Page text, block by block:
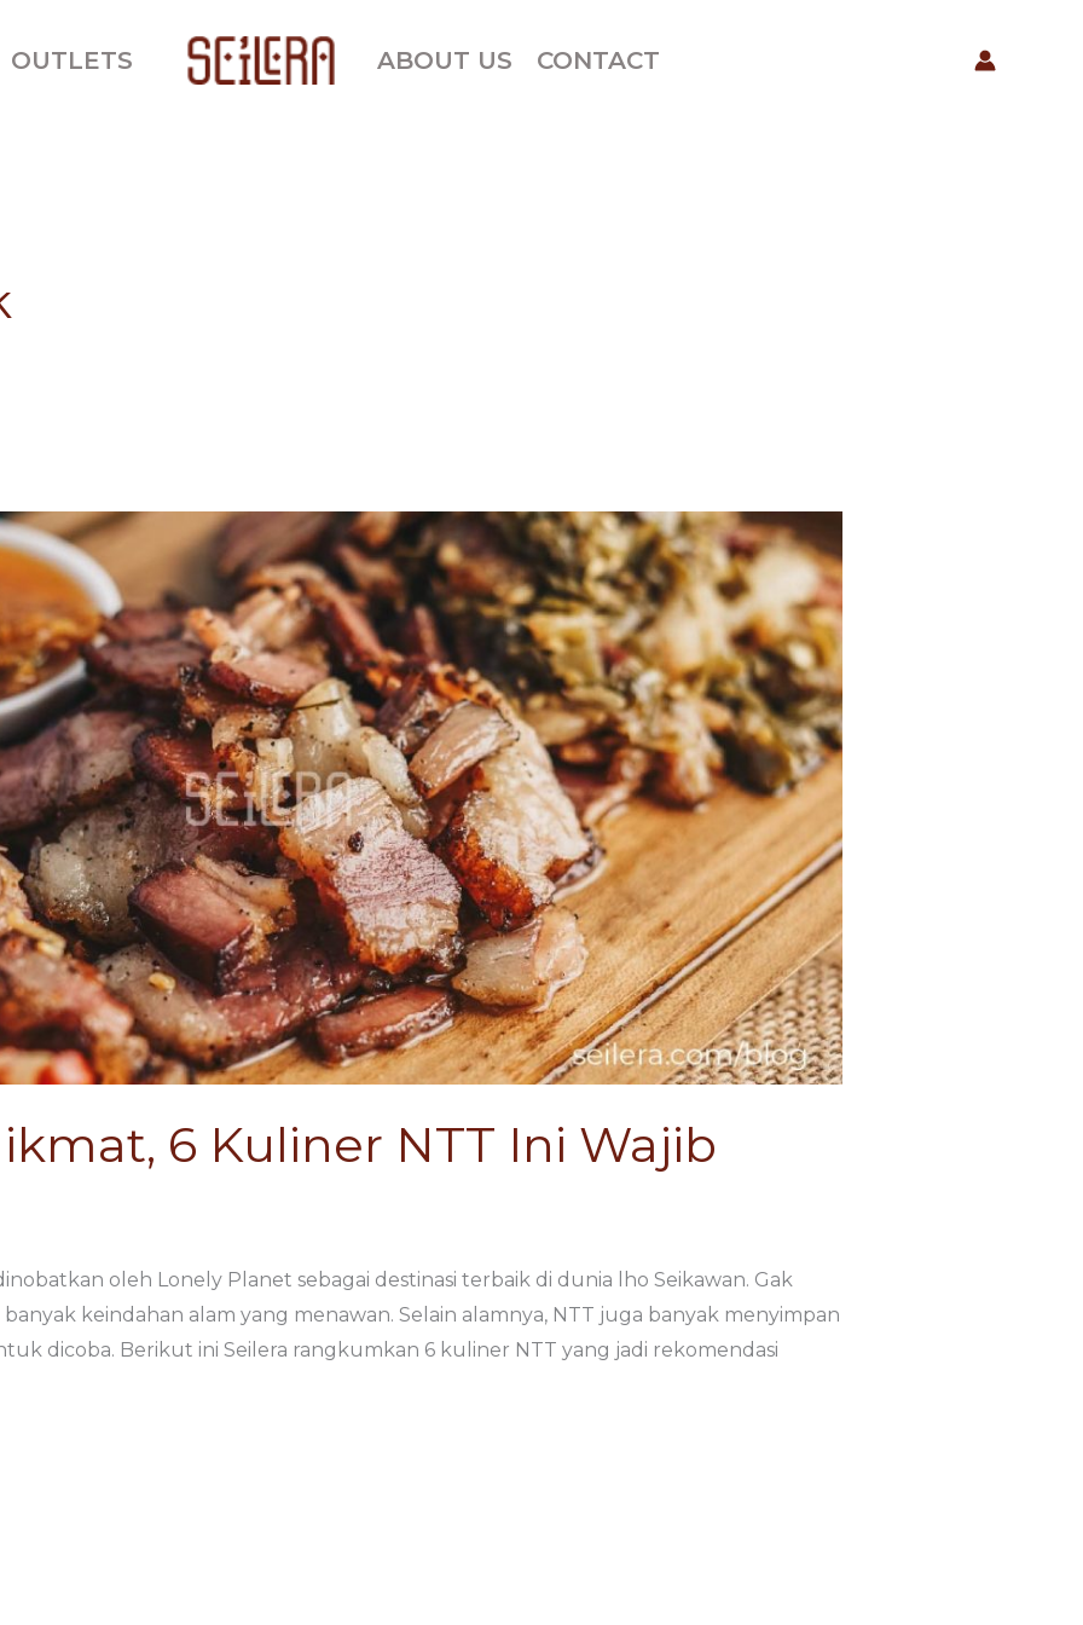
OUTLETS ABOUT US CONTACT
6 Kuliner NTT Ini Wajib
oleh Lonely Planet sebagai destinasi terbaik di dunia lho Seikawan. Gak
keindahan alam yang menawan. Selain alamnya, NTT juga banyak menyimpan
dicoba. Berikut ini Seilera rangkumkan 6 kuliner NTT yang jadi rekomendasi